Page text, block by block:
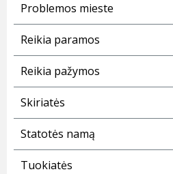
Problemos mieste
Reikia paramos
Reikia pažymos
Skiriatės
Statotės namą
Tuokiatės